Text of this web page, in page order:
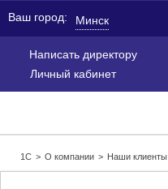
Написать директору
Личный кабинет
Ваш город: Минск
1С > О компании > Наши клиенты